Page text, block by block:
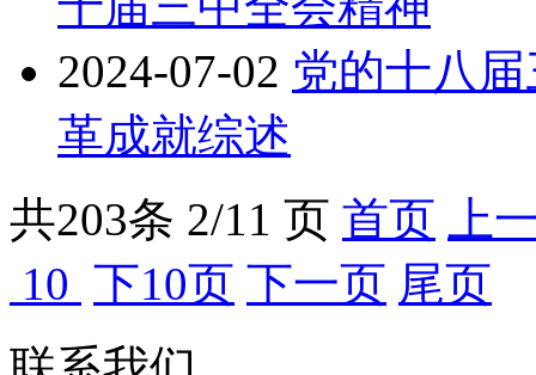
2024-07-02 党的十八
革成就综述
共203条 2/11 页 首页
上
10 下10页 下一页 尾页